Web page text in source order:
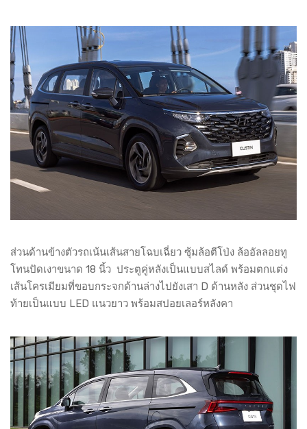
ส่วนด้านข้างตัวรถเน้นเส้นสายโฉบเฉี่ยว ซุ้มล้อตีโป่ง ล้ออัลลอยทู
โทนปัดเงาขนาด 18 นิ้ว ประตูคู่หลังเป็นแบบสไลด์ พร้อมตกแต่ง
เส้นโครเมียมที่ขอบกระจกด้านล่างไปยังเสา D ด้านหลัง ส่วนชุดไฟ
ท้ายเป็นแบบ LED แนวยาว พร้อมสปอยเลอร์หลังคา